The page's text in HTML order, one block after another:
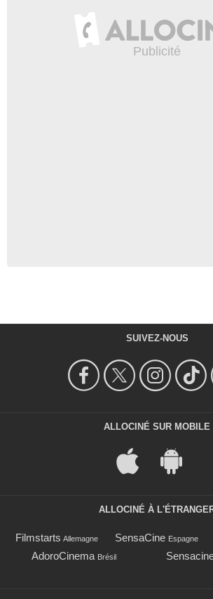
SUIVEZ-NOUS
ALLOCINÉ SUR MOBILE
ALLOCINÉ À
Filmstarts Allemagne SensaCine Espagne
AdoroCinema Brésil